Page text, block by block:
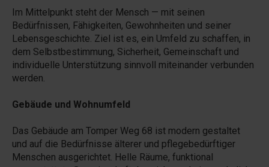
Im Mittelpunkt steht der Mensch — mit seinen
Bedürfnissen, Fähigkeiten, Gewohnheiten und seiner
Lebensgeschichte. Ziel ist es, ein Umfeld zu schaffen, in
dem Selbstbestimmung, Sicherheit, Gemeinschaft und
individuelle Unterstützung sinnvoll miteinander verbunden
werden.
Gebäude und Wohnumfeld
Das Gebäude am Tomper Weg 68 ist modern gestaltet
und auf die Bedürfnisse älterer und pflegebedürftiger
Menschen ausgerichtet. Helle Räume, funktional